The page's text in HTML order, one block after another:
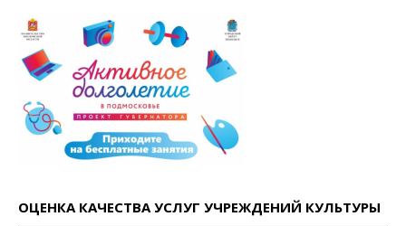
ОЦЕНКА КАЧЕСТВА УСЛУГ УЧРЕЖДЕНИЙ КУЛЬТУРЫ